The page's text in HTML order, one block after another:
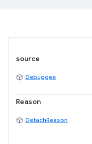
source
Debuggee
Reason
DetachReason